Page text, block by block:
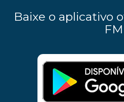
Baixe o aplicativo
FM